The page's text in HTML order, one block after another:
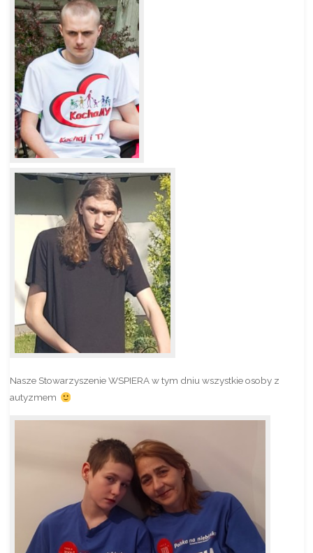
Nasze Stowarzyszenie WSPIERA w tym dniu wszystkie osoby z
autyzmem